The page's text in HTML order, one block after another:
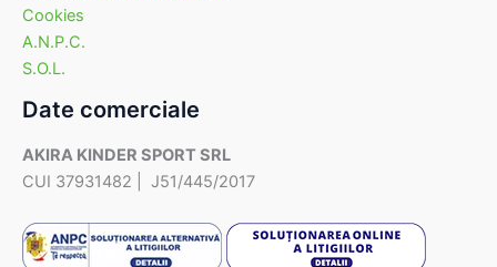
Cookies
A.N.P.C.
S.O.L.
Date comerciale
AKIRA KINDER SPORT SRL
CUI 37931482 | J51/445/2017